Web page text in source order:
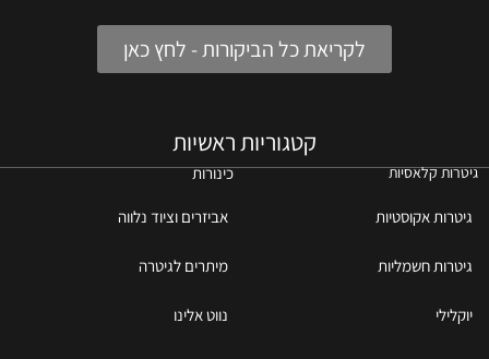
לקריאת כל הביקורות - לחץ כאן
קטגוריות ראשיות
גיטרות קלאסיות כינורות
גיטרות אקוסטיות אביזרים וציוד נלווה
גיטרות חשמליות מיתרים לגיטרה
יוקלילי נווט אלינו